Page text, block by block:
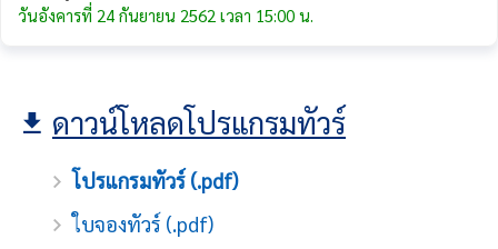
วันอังคารที่ 24 กันยายน 2562 เวลา 15:00 น.
ดาวน์โหลดโปรแกรมทัวร์
โปรแกรมทัวร์ (.pdf)
ใบจองทัวร์ (.pdf)